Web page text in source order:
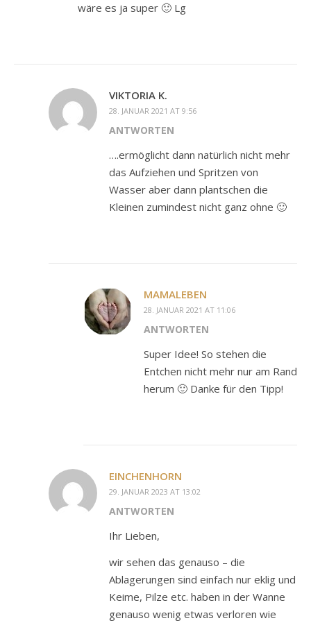
wäre es ja super 🙂 Lg
VIKTORIA K.
28. JANUAR 2021 AT 9:56
ANTWORTEN
….ermöglicht dann natürlich nicht mehr
das Aufziehen und Spritzen von
Wasser aber dann plantschen die
Kleinen zumindest nicht ganz ohne 🙂
MAMALEBEN
28. JANUAR 2021 AT 11:06
ANTWORTEN
Super Idee! So stehen die
Entchen nicht mehr nur am Rand
herum 🙂 Danke für den Tipp!
EINCHENHORN
29. JANUAR 2023 AT 13:02
ANTWORTEN
Ihr Lieben,
wir sehen das genauso – die
Ablagerungen sind einfach nur eklig und
Keime, Pilze etc. haben in der Wanne
genauso wenig etwas verloren wie